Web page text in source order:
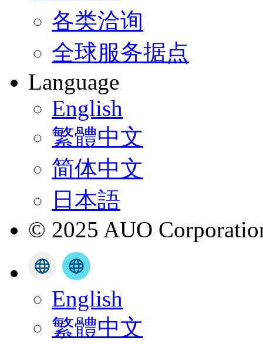
各类洽询
全球服务据点
Language
English
繁體中文
简体中文
日本語
© 2025 AUO
English
繁體中文